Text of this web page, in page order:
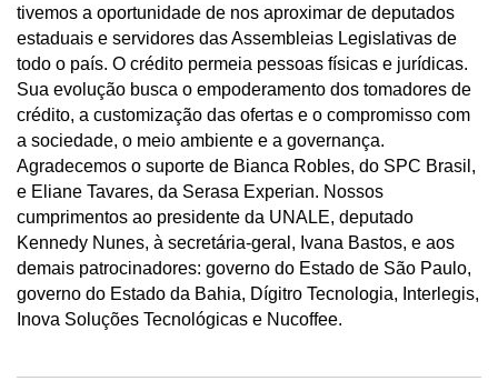
tivemos a oportunidade de nos aproximar de deputados
estaduais e servidores das Assembleias Legislativas de
todo o país. O crédito permeia pessoas físicas e jurídicas.
Sua evolução busca o empoderamento dos tomadores de
crédito, a customização das ofertas e o compromisso com
a sociedade, o meio ambiente e a governança.
Agradecemos o suporte de Bianca Robles, do SPC Brasil,
e Eliane Tavares, da Serasa Experian. Nossos
cumprimentos ao presidente da UNALE, deputado
Kennedy Nunes, à secretária-geral, Ivana Bastos, e aos
demais patrocinadores: governo do Estado de São Paulo,
governo do Estado da Bahia, Dígitro Tecnologia, Interlegis,
Inova Soluções Tecnológicas e Nucoffee.